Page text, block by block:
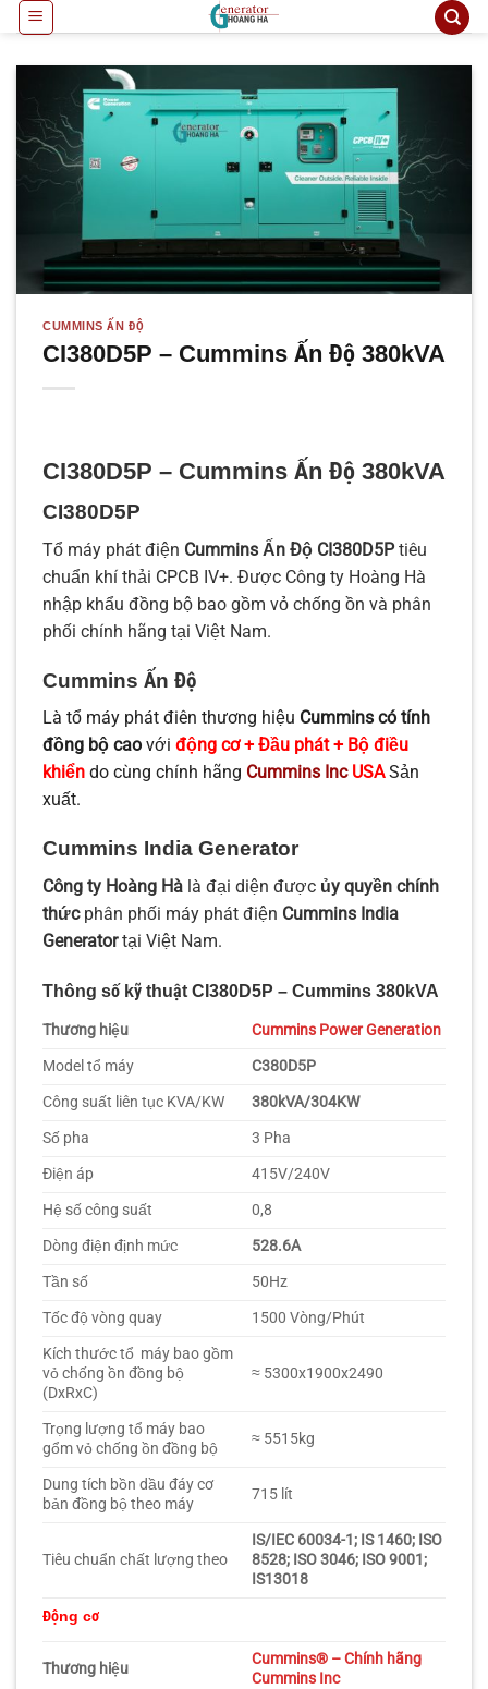
qua
nội
dung
CUMMINS ẤN ĐỘ
CI380D5P – Cummins Ấn Độ 380kVA
CI380D5P – Cummins Ấn Độ 380kVA
CI380D5P
Tổ máy phát điện Cummins Ấn Độ CI380D5Ptiêu
chuẩn khí thải CPCB IV+. Được Công ty Hoàng Hà
nhập khẩu đồng bộ bao gồm vỏ chống ồn và phân
phối chính hãng tại Việt Nam.
Cummins Ấn Độ
Là tổ máy phát điên thương hiệu Cummins có tính
đồng bộ cao với động cơ + Đầu phát + Bộ điều
khiển do cùng chính hãng Cummins IncUSASản
xuất.
Cummins India Generator
Công ty Hoàng Hà là đại diện được ủy quyền chính
thứcphân phối máy phát điện Cummins India
Generatortại Việt Nam.
Thông số kỹ thuật CI380D5P – Cummins 380kVA
Thương hiệu
Cummins Power Generation
Model tổ máy
C380D5P
Công suất liên tục KVA/KW
380kVA/304KW
Số pha
3 Pha
Điện áp
415V/240V
Hệ số công suất
0,8
Dòng điện định mức
528.6A
Tần số
50Hz
Tốc độ vòng quay
1500 Vòng/Phút
Kích thước tổ máy bao gồm
vỏ chống ồn đồng bộ
(DxRxC)
≈ 5300x1900x2490
Trọng lượng tổ máy bao
gổm vỏ chống ồn đồng bộ
≈ 5515kg
Dung tích bồn dầu đáy cơ
bản đồng bộ theo máy
715 lít
Tiêu chuẩn chất lượng theo
IS/IEC 60034-1; IS 1460; ISO
8528; ISO 3046; ISO 9001;
IS13018
Động cơ
Thương hiệu
Cummins® – Chính hãng
Cummins Inc